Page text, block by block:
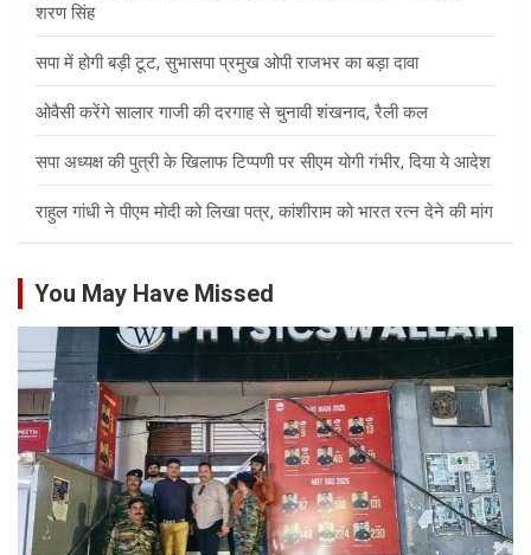
शरण सिंह
सपा में होगी बड़ी टूट, सुभासपा प्रमुख ओपी राजभर का बड़ा दावा
ओवैसी करेंगे सालार गाजी की दरगाह से चुनावी शंखनाद, रैली कल
सपा अध्यक्ष की पुत्री के खिलाफ टिप्पणी पर सीएम योगी गंभीर, दिया ये आदेश
राहुल गांधी ने पीएम मोदी को लिखा पत्र, कांशीराम को भारत रत्न देने की मांग
You May Have Missed